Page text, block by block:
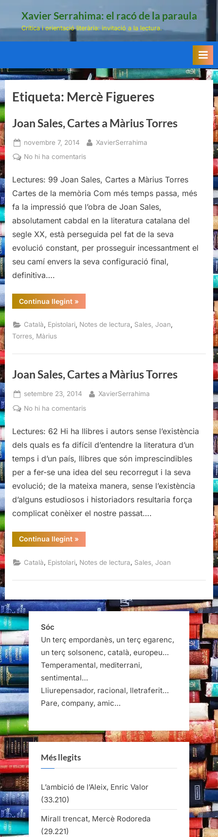
Xavier Serrahima: el racó de la paraula
Crítica i orientació literària: invitació a la lectura.
Etiqueta: Mercè Figueres
Joan Sales, Cartes a Màrius Torres
Posted
on
novembre 7, 2014 By
XavierSerrahima
No hi ha comentarisa
Sales,
Cartes
Màrius
Torres
Lectures: 99 Joan Sales, Cartes a Màrius Torres
Cartes de la memòria Com més temps passa, més
fa la impressió que l’obra de Joan Sales,
absolutament cabdal en la literatura catalana del
segle XX, està perseguida pel fat de la seva
evolució constant, per prosseguir incessantment el
seu camí envers la seva configuració final,
definitiva….
Continua llegint“Joan
Sales,
a
Màrius
»
Català Epistolari Notes de lectura Sales, Joan
Torres, Màrius
Joan Sales, Cartes a Màrius Torres
Posted
on
setembre 23, 2014 By
XavierSerrahima
No hi ha comentarisa
Sales,
Cartes
Màrius
Torres
Lectures: 62 Hi ha llibres i autors sense l’existència
dels quals es fa difícil d’entendre la literatura d’un
temps i d’un país, llibres que són imprescindibles
per a fer-se una idea del seu recorregut i la seva
evolució; de la mateixa manera, sense l’existència
d’alguns estudiosos i historiadors resultaria força
complicat conèixer el nostre passat….
Continua llegint“Joan
Sales,
a
Màrius
»
Català, Epistolari, Notes de lectura, Sales, Joan
Sóc
Un terç empordanès, un terç egarenc,
un terç solsonenc, català, europeu…
Temperamental, mediterrani,
sentimental…
Lliurepensador, racional, lletraferit…
Pare, company, amic…
Més llegits
L’ambició de l’Aleix, Enric Valor
(33.210)
Mirall trencat, Mercè Rodoreda
(29.221)